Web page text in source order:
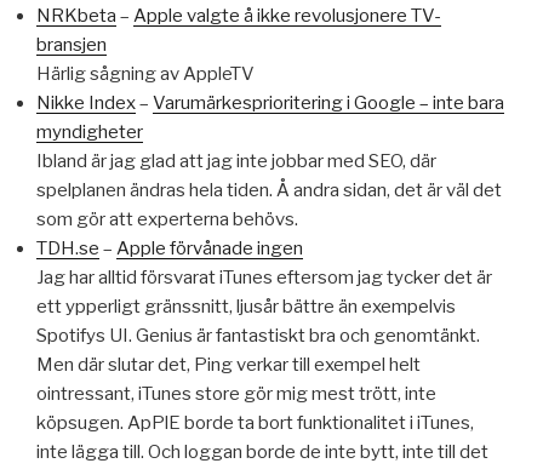
NRKbeta – Apple valgte å ikke revolusjonere TV-
bransjen
Härlig sågning av AppleTV
Nikke Index– Varumärkesprioritering i Google – inte bara
myndigheter
Ibland är jag glad att jag inte jobbar med SEO, där
spelplanen ändras hela tiden. Å andra sidan, det är väl det
som gör att experterna behövs.
TDH.se – Apple förvånade ingen
Jag har alltid försvarat iTunes eftersom jag tycker det är
ett ypperligt gränssnitt, ljusår bättre än exempelvis
Spotifys UI. Genius är fantastiskt bra och genomtänkt.
Men där slutar det, Ping verkar till exempel helt
ointressant, iTunes store gör mig mest trött, inte
köpsugen. ApPlE borde ta bort funktionalitet i iTunes,
inte lägga till. Och loggan borde de inte bytt, inte till det